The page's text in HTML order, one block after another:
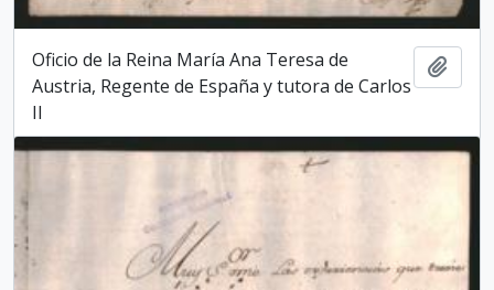
Oficio de la Reina María Ana Teresa de
Austria, Regente de España y tutora de Carlos
II